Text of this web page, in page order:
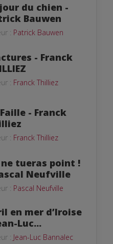
du chien -
Bauwen
: Patrick Bauwen
- Franck
: Franck Thilliez
- Franck
: Franck Thilliez
ne tueras point !
Neufville
: Pascal Neufville
en mer d’Iroise
Luc...
: Jean-Luc Bannalec